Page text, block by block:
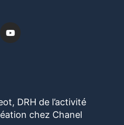
DRH de l’activité
chez Chanel